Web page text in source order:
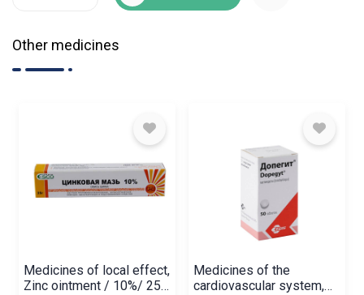
Other medicines
Medicines of local effect,
Zinc ointment / 10%/ 25g,
Medicines of the
cardiovascular system,